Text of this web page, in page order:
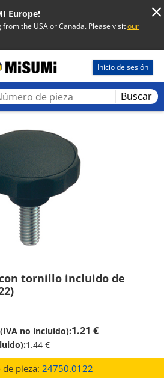
Europe!
the USA or Canada. Please visitour
Inicio de sesión
Buscar
tornillo incluido de
no incluido):1.21 €
1.44 €
pieza: 24750.0122